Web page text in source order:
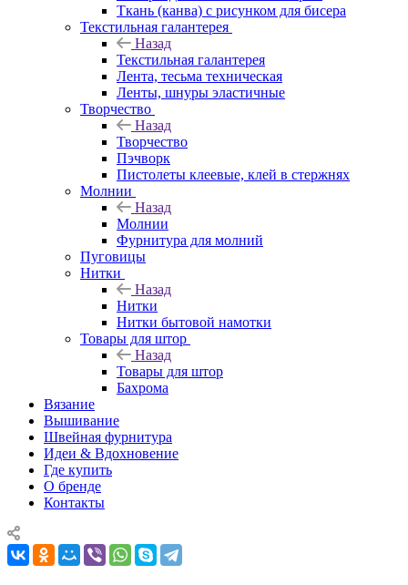
Ткань (канва) с рисунком для бисера
Текстильная галантерея
Назад
Текстильная галантерея
Лента, тесьма техническая
Ленты, шнуры эластичные
Творчество
Назад
Творчество
Пэчворк
Пистолеты клеевые, клей в стержнях
Молнии
Назад
Молнии
Фурнитура для молний
Пуговицы
Нитки
Назад
Нитки
Нитки бытовой намотки
Товары для штор
Назад
Товары для штор
Бахрома
Вязание
Вышивание
Швейная фурнитура
Идеи & Вдохновение
Где купить
О бренде
Контакты